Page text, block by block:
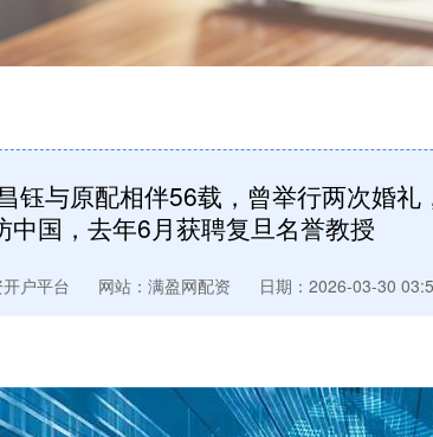
钰与原配相伴56载，曾举行两次婚礼
中国，去年6月获聘复旦名誉教授
户平台 网站：满盈网配资 日期：2026-03-30